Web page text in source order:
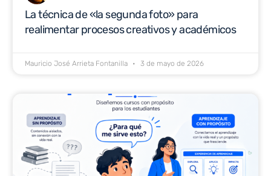
La técnica de «la segunda foto» para
realimentar procesos creativos y académicos
Mauricio José Arrieta Fontanilla 3 de mayo de 2026